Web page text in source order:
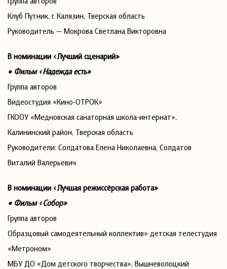
Клуб Путник, г. Калязин, Тверская область
Руководитель — Мокрова Светлана Викторовна
В номинации «Лучший сценарий»
• Фильм «Надежда есть»
Группа авторов
Видеостудия «Кино-ОТРОК»
ГКООУ «Медновская санаторная школа-интернат»,
Калининский район, Тверская область
Руководители: Солдатова Елена Николаевна, Солдатов
Виталий Валерьевич
В номинации «Лучшая режиссёрская работа»
• Фильм «Собор»
Группа авторов
Образцовый самодеятельный коллектив» детская телестудия
«Метроном»
МБУ ДО «Дом детского творчества», Вышневолоцкий